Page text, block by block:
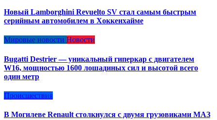
Новый Lamborghini Revuelto SV стал самым быстрым
серийным автомобилем в Хоккенхайме
Мировые новости Новости
Bugatti Destrier — уникальный гиперкар с двигателем
W16, мощностью 1600 лошадиных сил и высотой всего
один метр
Происшествия
В Могилеве Renault столкнулся с двумя грузовиками МАЗ